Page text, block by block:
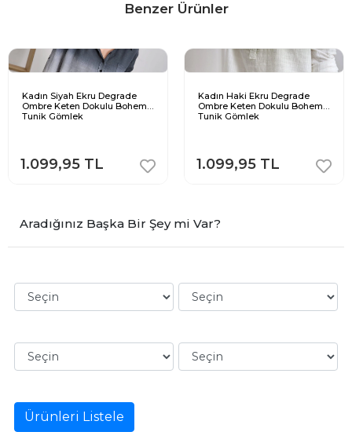
Benzer Ürünler
Kadın Siyah Ekru Degrade
Ombre Keten Dokulu Bohem
Tunik Gömlek
1.099,95 TL
Kadın Haki Ekru Degrade
Ombre Keten Dokulu Bohem
Tunik Gömlek
1.099,95 TL
Aradığınız Başka Bir Şey mi Var?
Ürünleri Listele